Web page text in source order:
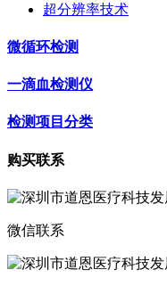
超分辨率技术
微循环检测
一滴血检测仪
检测项目分类
购买联系
微信联系